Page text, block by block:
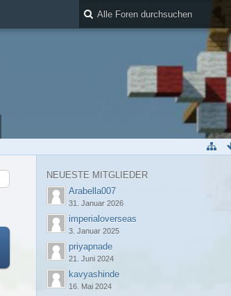
NEUESTE MITGLIEDER
Arabella007
31. Januar 2026
imperialoverseas
3. Januar 2025
priyapnade
21. Juni 2024
kavyashinde
16. Mai 2024